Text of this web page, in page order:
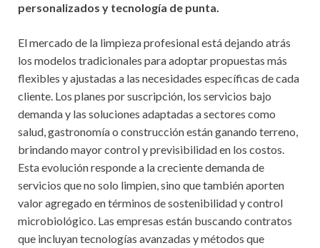
personalizados y tecnología de punta.
El mercado de la limpieza profesional está dejando atrás
los modelos tradicionales para adoptar propuestas más
flexibles y ajustadas a las necesidades específicas de cada
cliente. Los planes por suscripción, los servicios bajo
demanda y las soluciones adaptadas a sectores como
salud, gastronomía o construcción están ganando terreno,
brindando mayor control y previsibilidad en los costos.
Esta evolución responde a la creciente demanda de
servicios que no solo limpien, sino que también aporten
valor agregado en términos de sostenibilidad y control
microbiológico. Las empresas están buscando contratos
que incluyan tecnologías avanzadas y métodos que